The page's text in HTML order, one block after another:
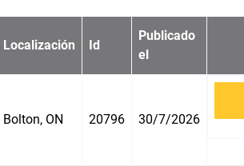
Localización Id
Publicado
el
Bolton, ON 20796 30/7/2026